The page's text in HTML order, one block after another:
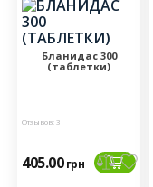
Бланидас 300
(таблетки)
Отзывов: 3
405.00грн